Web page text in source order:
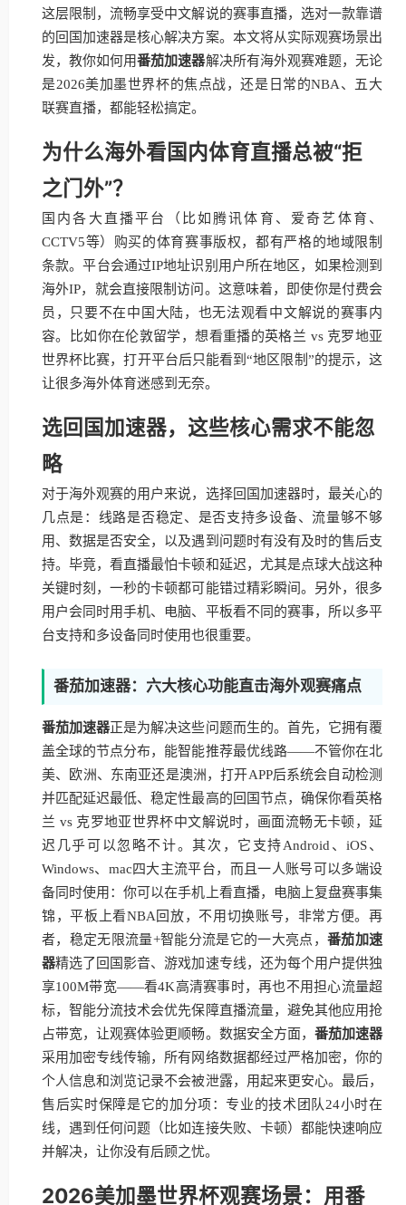
这层限制，流畅享受中文解说的赛事直播，选对一款靠谱
的回国加速器是核心解决方案。本文将从实际观赛场景出
发，教你如何用番茄加速器解决所有海外观赛难题，无论
是2026美加墨世界杯的焦点战，还是日常的NBA、五大
联赛直播，都能轻松搞定。
为什么海外看国内体育直播总被“拒
之门外”？
国内各大直播平台（比如腾讯体育、爱奇艺体育、
CCTV5等）购买的体育赛事版权，都有严格的地域限制
条款。平台会通过IP地址识别用户所在地区，如果检测到
海外IP，就会直接限制访问。这意味着，即使你是付费会
员，只要不在中国大陆，也无法观看中文解说的赛事内
容。比如你在伦敦留学，想看重播的英格兰 vs 克罗地亚
世界杯比赛，打开平台后只能看到“地区限制”的提示，这
让很多海外体育迷感到无奈。
选回国加速器，这些核心需求不能忽
略
对于海外观赛的用户来说，选择回国加速器时，最关心的
几点是：线路是否稳定、是否支持多设备、流量够不够
用、数据是否安全，以及遇到问题时有没有及时的售后支
持。毕竟，看直播最怕卡顿和延迟，尤其是点球大战这种
关键时刻，一秒的卡顿都可能错过精彩瞬间。另外，很多
用户会同时用手机、电脑、平板看不同的赛事，所以多平
台支持和多设备同时使用也很重要。
番茄加速器：六大核心功能直击海外观赛痛点
番茄加速器正是为解决这些问题而生的。首先，它拥有覆
盖全球的节点分布，能智能推荐最优线路——不管你在北
美、欧洲、东南亚还是澳洲，打开APP后系统会自动检测
并匹配延迟最低、稳定性最高的回国节点，确保你看英格
兰 vs 克罗地亚世界杯中文解说时，画面流畅无卡顿，延
迟几乎可以忽略不计。其次，它支持Android、iOS、
Windows、mac四大主流平台，而且一人账号可以多端设
备同时使用：你可以在手机上看直播，电脑上复盘赛事集
锦，平板上看NBA回放，不用切换账号，非常方便。再
者，稳定无限流量+智能分流是它的一大亮点， 番茄加速
器精选了回国影音、游戏加速专线，还为每个用户提供独
享100M带宽——看4K高清赛事时，再也不用担心流量超
标，智能分流技术会优先保障直播流量，避免其他应用抢
占带宽，让观赛体验更顺畅。数据安全方面， 番茄加速器
采用加密专线传输，所有网络数据都经过严格加密，你的
个人信息和浏览记录不会被泄露，用起来更安心。最后，
售后实时保障是它的加分项：专业的技术团队24小时在
线，遇到任何问题（比如连接失败、卡顿）都能快速响应
并解决，让你没有后顾之忧。
2026美加墨世界杯观赛场景：用番